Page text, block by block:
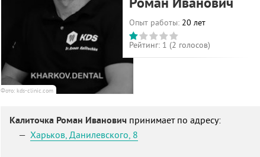
Фото: kds-clinic.com
Опыт работы: 20 лет
Рейтинг: 1 (2 голосов)
Калиточка Роман Иванович принимает по адресу:
Харьков, Данилевского, 8